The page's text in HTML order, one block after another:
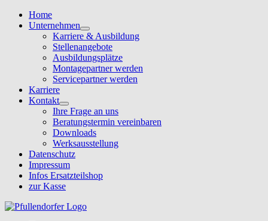
Home
Unternehmen
Karriere & Ausbildung
Stellenangebote
Ausbildungsplätze
Montagepartner werden
Servicepartner werden
Karriere
Kontakt
Ihre Frage an uns
Beratungstermin vereinbaren
Downloads
Werksausstellung
Datenschutz
Impressum
Infos Ersatzteilshop
zur Kasse